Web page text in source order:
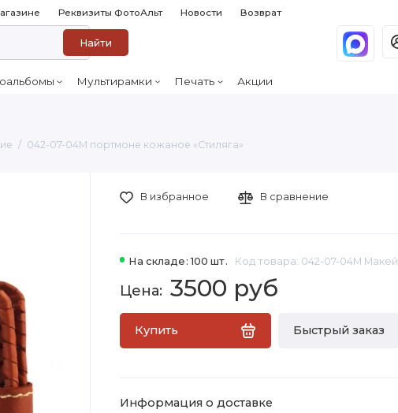
Реквизиты ФотоАльт Новости Возврат
Найти
Мультирамки Печать Акции
042-07-04М портмоне кожаное «Стиляга»
На складе: 100 шт. Код товара: 042-07-04М Макей
3500 руб
Купить Быстрый заказ
В избранное В сравнение
Информация о доставке